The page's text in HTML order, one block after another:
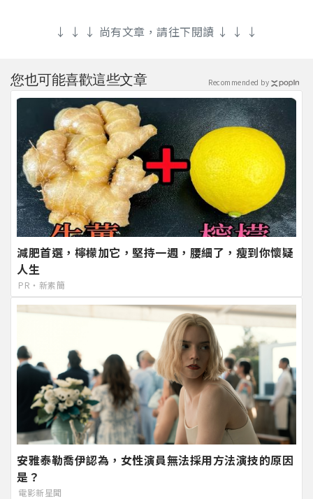
↓ ↓ ↓ 尚有文章，請往下閱讀 ↓ ↓ ↓
您也可能喜歡這些文章
減肥首選，檸檬加它，堅持一週，腰細了，瘦到你懷疑
人生
PR・新素簡
安雅泰勒喬伊認為，女性演員無法採用方法演技的原因
是？
電影新星聞
Recommended by